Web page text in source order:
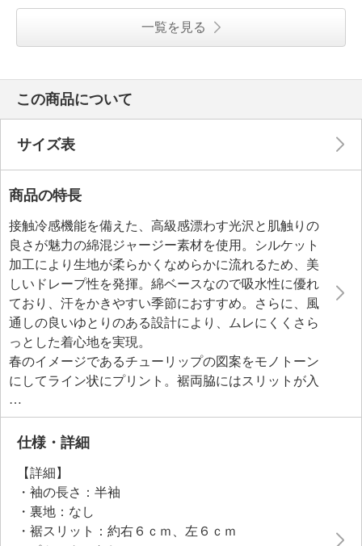
一覧を見る
この商品について
サイズ表
商品の特長
接触冷感機能を備えた、高級感漂わす光沢と肌触りの
良さが魅力の綿混ジャージー素材を使用。シルケット
加工により生地が柔らかくなめらかに流れるため、美
しいドレープ性を発揮。綿ベースなので吸水性に優れ
ており、汗をかきやすい季節におすすめ。さらに、風
通しの良いゆとりのある設計により、ムレにくくさら
っとした着心地を実現。
春のイメージであるチューリップの図案をモノトーン
にしてライン状にプリント。裾両脇にはスリットが入
れて、前だけをインしたり、ボトムスとのバランスを
考えた着こなしなど、さまざまなバリエーションが楽
しめるよう考慮しました。
仕様・詳細
【詳細】
・袖の長さ：半袖
・裏地：なし
・裾スリット：約右６ｃｍ、左６ｃｍ